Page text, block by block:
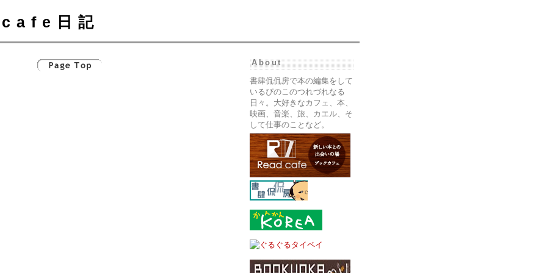
cafe日記
About
書肆侃侃房で本の編集をして
いるぴのこのつれづれなる
日々。大好きなカフェ、本、
映画、音楽、旅、カエル、そ
して仕事のことなど。